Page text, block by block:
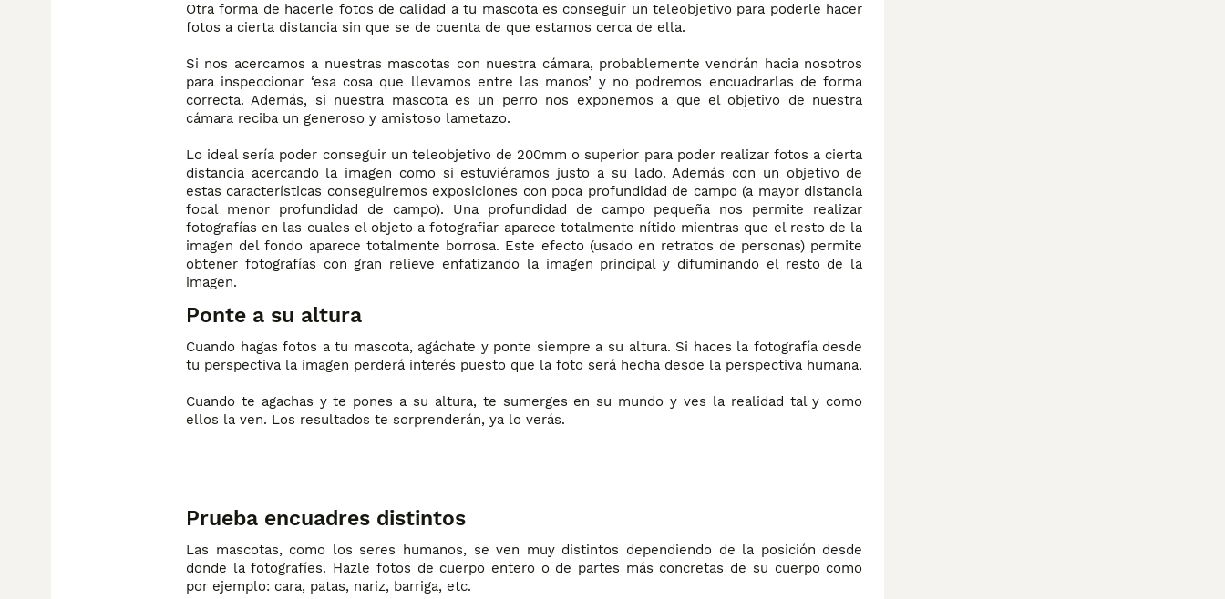
Otra forma de hacerle fotos de calidad a tu mascota es conseguir un teleobjetivo para poderle hacer
fotos a cierta distancia sin que se de cuenta de que estamos cerca de ella.
Si nos acercamos a nuestras mascotas con nuestra cámara, probablemente vendrán hacia nosotros
para inspeccionar ‘esa cosa que llevamos entre las manos’ y no podremos encuadrarlas de forma
correcta. Además, si nuestra mascota es un perro nos exponemos a que el objetivo de nuestra
cámara reciba un generoso y amistoso lametazo.
Lo ideal sería poder conseguir un teleobjetivo de 200mm o superior para poder realizar fotos a cierta
distancia acercando la imagen como si estuviéramos justo a su lado. Además con un objetivo de
estas características conseguiremos exposiciones con poca profundidad de campo (a mayor distancia
focal menor profundidad de campo). Una profundidad de campo pequeña nos permite realizar
fotografías en las cuales el objeto a fotografiar aparece totalmente nítido mientras que el resto de la
imagen del fondo aparece totalmente borrosa. Este efecto (usado en retratos de personas) permite
obtener fotografías con gran relieve enfatizando la imagen principal y difuminando el resto de la
imagen.
Ponte a su altura
Cuando hagas fotos a tu mascota, agáchate y ponte siempre a su altura. Si haces la fotografía desde
tu perspectiva la imagen perderá interés puesto que la foto será hecha desde la perspectiva humana.
Cuando te agachas y te pones a su altura, te sumerges en su mundo y ves la realidad tal y como
ellos la ven. Los resultados te sorprenderán, ya lo verás.
Prueba encuadres distintos
Las mascotas, como los seres humanos, se ven muy distintos dependiendo de la posición desde
donde la fotografíes. Hazle fotos de cuerpo entero o de partes más concretas de su cuerpo como
por ejemplo: cara, patas, nariz, barriga, etc.